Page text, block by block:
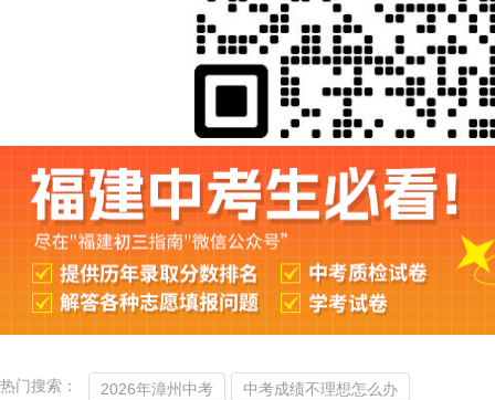
热门搜索： 2026年漳州中考 中考成绩不理想怎么办